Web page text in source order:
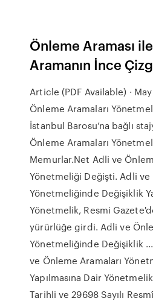
Önleme Araması
Aramanın İnce
Article (PDF Available) ·
Önleme Aramaları
İstanbul Barosu’na bağlı
Önleme Aramaları
Memurlar.Net Adli ve
Yönetmeliği Değişti. Adli ve
Yönetmeliğinde Değişiklik
Yönetmelik, Resmi
yürürlüğe girdi. Adli ve
Yönetmeliğinde Değişiklik
ve Önleme Aramaları
Yapılmasına Dair
Tarihli ve 29698 Sayılı